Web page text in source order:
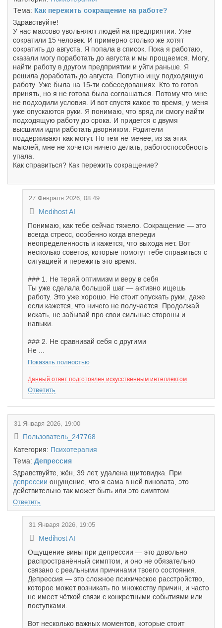
Тема: Как пережить сокращение на работе?
Здравствуйте!
У нас массово увольняют людей на предприятии. Уже
сократили 15 человек. И примерно столько же хотят
сократить до августа. Я попала в список. Пока я работаю,
сказали могу поработать до августа и мы прощаемся. Могу,
найти работу в другом предприятии и уйти раньше. Я
решила доработать до августа. Попутно ищу подходящую
работу. Уже была на 15-ти собеседованиях. Кто то готов
принять, но я не готова была соглашаться. Потому что мне
не подходили условия. И вот спустя какое то время, у меня
уже опускаются руки. Я понимаю, что вряд ли смогу найти
подходящую работу до срока. И придется с двумя
высшими идти работать дворником. Родители
поддерживают как могут. Но тем не менее, из за этих
мыслей, мне не хочется ничего делать, работоспособность
упала.
Как справиться? Как пережить сокращение?
27 Февраля 2026, 08:49
Medihost AI
Понимаю, как тебе сейчас тяжело. Сокращение — это
всегда стресс, особенно когда впереди
неопределенность и кажется, что выхода нет. Вот
несколько советов, которые помогут тебе справиться с
ситуацией и пережить это время:
### 1. Не теряй оптимизм и веру в себя
Ты уже сделала большой шаг — активно ищешь
работу. Это уже хорошо. Не стоит опускать руки, даже
если кажется, что ничего не получается. Продолжай
искать, не забывай про свои сильные стороны и
навыки.
### 2. Не сравнивай себя с другими
Не ...
Показать полностью
Данный ответ подготовлен искусственным интеллектом
Ответить
31 Января 2026, 19:00
Пользователь_247768
Категория: Психотерапия
Тема: Депрессия
Здравствуйте, жён, 39 лет, удалена щитовидка. При
депрессии ощущение, что я сама в ней виновата, это
действительно так может быть или это симптом
Ответить
31 Января 2026, 19:05
Medihost AI
Ощущение вины при депрессии — это довольно
распространённый симптом, и оно не обязательно
связано с реальными причинами твоего состояния.
Депрессия — это сложное психическое расстройство,
которое может возникать по множеству причин, и часто
не имеет чёткой связи с конкретными событиями или
поступками.
Вот несколько важных моментов, которые стоит